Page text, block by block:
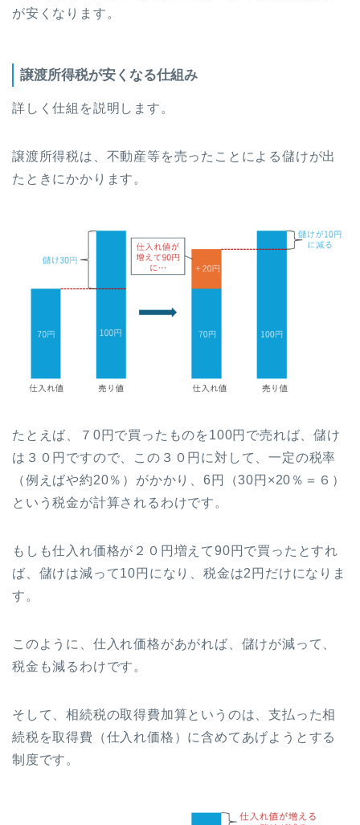
が安くなります。
譲渡所得税が安くなる仕組み
詳しく仕組を説明します。
譲渡所得税は、不動産等を売ったことによる儲けが出
たときにかかります。
たとえば、７0円で買ったものを100円で売れば、儲け
は３０円ですので、この３０円に対して、一定の税率
（例えばや約20％）がかかり、6円（30円×20％＝６）
という税金が計算されるわけです。
もしも仕入れ価格が２０円増えて90円で買ったとすれ
ば、儲けは減って10円になり、税金は2円だけになりま
す。
このように、仕入れ価格があがれば、儲けが減って、
税金も減るわけです。
そして、相続税の取得費加算というのは、支払った相
続税を取得費（仕入れ価格）に含めてあげようとする
制度です。